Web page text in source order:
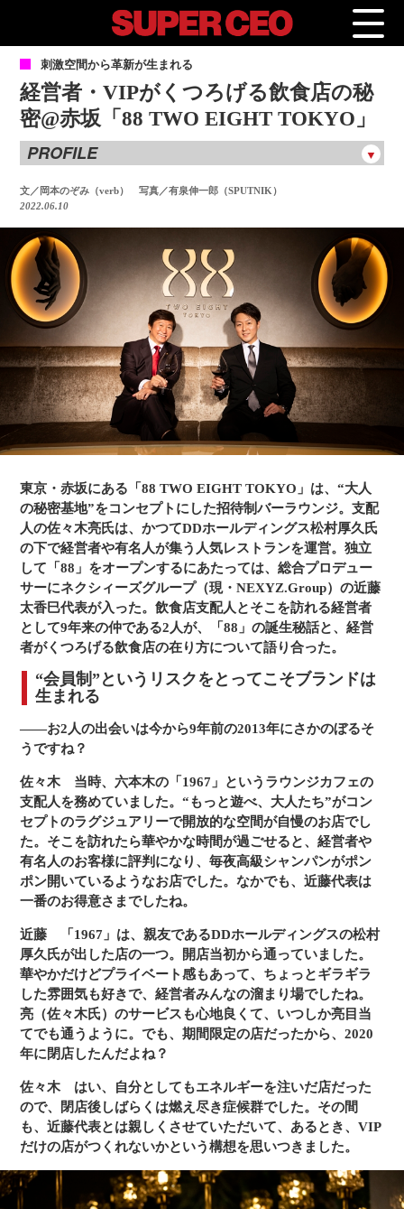
刺激空間から革新が生まれる
経営者・VIPがくつろげる飲食店の秘
密@赤坂「88 TWO EIGHT TOKYO」
PROFILE
写真左：株式会社NEXYZ.Group 代表取締役社長 兼 グループ
代表 近藤 太香巳
19歳の時、50万円を元手に会社を創業。34歳でナスダック・
ジャパン（現ジャスダック）へ株式上場し、37歳で2004年当
時最年少創業社長として東証一部（現プライム市場）に上
場。時代が必要とするサービスをいち早く手がけ、携帯電
話、インターネットを日本中に普及。現在は、エネルギー環
境事業、電子メディア事業、経営者団体「パッションリーダ
ーズ」のいずれも日本一の規模にまで拡大。世界的経済紙
「Forbes（フォーブス）」によるForbes Asia's 200 Best Under
A Billion 2018に選定。常に新しい事業領域にチャンレンジを
続け、ビジネスパーソンから若者まで情熱あるリーダーとし
て圧倒的な支持を得ている。JAPAN VENTURE AWARD 2006
最高位 経済産業大臣賞。『シーバスリーガル ゴールドシグネ
ノベーション部門受賞。
写真右：「88 TWO EIGHT TOKYO」支配人 株式会社RALLY
取締役 佐々木亮
2007年、株式会社バグースに新卒入社。「バグース銀座店」
から「バネバグース赤坂店」に異動し、店長に。2013年、
「1967」の支配人として新店舗立ち上げに従事し、2016年
「1967」「PUBLIC6」「carpet tokyo」「Bar under」4店舗
のエリア統括を経験。その後、株式会社RALLYを設立し、取
締役に就任。2022年「88 TWO EIGHT TOKYO」の支配人
文／岡本のぞみ（verb） 写真／有泉伸一郎（SPUTNIK）
2022.06.10
東京・赤坂にある「88 TWO EIGHT TOKYO」は、“大人
の秘密基地”をコンセプトにした招待制バーラウンジ。支配
人の佐々木亮氏は、かつてDDホールディングス松村厚久氏
の下で経営者や有名人が集う人気レストランを運営。独立
して「88」をオープンするにあたっては、総合プロデュー
サーにネクシィーズグループ（現・NEXYZ.Group）の近藤
太香巳代表が入った。飲食店支配人とそこを訪れる経営者
として9年来の仲である2人が、「88」の誕生秘話と、経営
者がくつろげる飲食店の在り方について語り合った。
“会員制”というリスクをとってこそブランドは
生まれる
――お2人の出会いは今から9年前の2013年にさかのぼるそ
うですね？
佐々木当時、六本木の「1967」というラウンジカフェの
支配人を務めていました。“もっと遊べ、大人たち”がコン
セプトのラグジュアリーで開放的な空間が自慢のお店でし
た。そこを訪れたら華やかな時間が過ごせると、経営者や
有名人のお客様に評判になり、毎夜高級シャンパンがポン
ポン開いているようなお店でした。なかでも、近藤代表は
一番のお得意さまでしたね。
近藤 「1967」は、親友であるDDホールディングスの松村
厚久氏が出した店の一つ。開店当初から通っていました。
華やかだけどプライベート感もあって、ちょっとギラギラ
した雰囲気も好きで、経営者みんなの溜まり場でしたね。
亮（佐々木氏）のサービスも心地良くて、いつしか亮目当
てでも通うように。でも、期間限定の店だったから、2020
年に閉店したんだよね？
佐々木はい、自分としてもエネルギーを注いだ店だった
ので、閉店後しばらくは燃え尽き症候群でした。その間
も、近藤代表とは親しくさせていただいて、あるとき、VIP
だけの店がつくれないかという構想を思いつきました。